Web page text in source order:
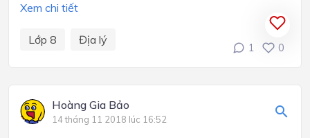
Xem chi tiết
Lớp 8 Địa lý
1 0
Hoàng Gia Bảo
14 tháng 11 2018 lúc 16:52